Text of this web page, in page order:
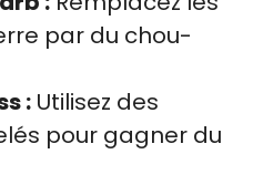
par du chou-
: Utilisez des
pour gagner du